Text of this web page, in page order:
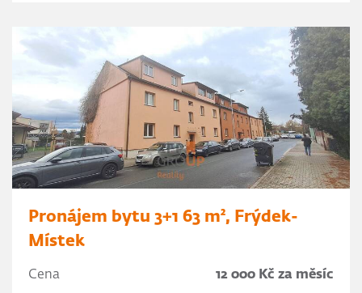
Pronájem bytu 3+1 63 m², Frýdek-
Místek
Cena 12 000 Kč za měsíc